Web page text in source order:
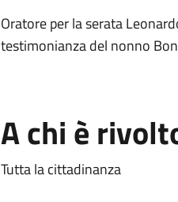
Oratore per la serata
testimonianza del nonno
A chi è
Tutta la cittadinanza